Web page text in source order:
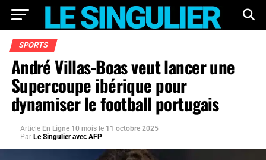
SPORTS
André Villas-Boas veut lancer une
Supercoupe ibérique pour
dynamiser le football portugais
Article En Ligne 10 mois le 11 octobre 2025
Par Le Singulier avec AFP